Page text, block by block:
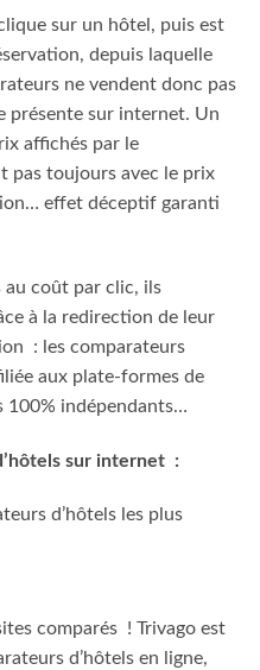
sur un hôtel, puis est
depuis laquelle
ne vendent donc pas
présente sur internet. Un
affichés par le
pas toujours avec le prix
effet déceptif garanti
au coût par clic, ils
à la redirection de leur
: les comparateurs
aux plate-formes de
100% indépendants…
sur internet :
d’hôtels les plus
comparés ! Trivago est
d’hôtels en ligne,